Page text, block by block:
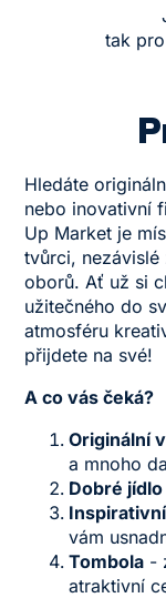
tak
Hledáte
nebo inovativní
Up Market je
tvůrci, nezávislé
oborů. Ať už si
užitečného do
atmosféru
přijdete na své!
A co vás čeká?
Originální
a mnoho
Dobré
vám
Tombola -
atraktivní